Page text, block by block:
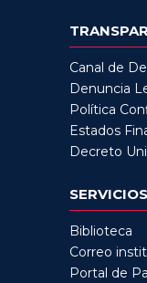
Canal de
Denuncia
Política
Estados
Decreto
SERVICIOS
Biblioteca
Correo
Portal de